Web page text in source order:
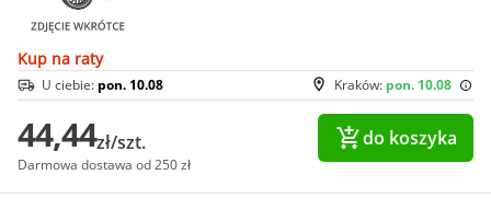
Kup na raty
Kraków: pon. 10.08
U ciebie: pon. 10.08
44,44zł/szt.
Darmowa dostawa od 250 zł
do koszyka